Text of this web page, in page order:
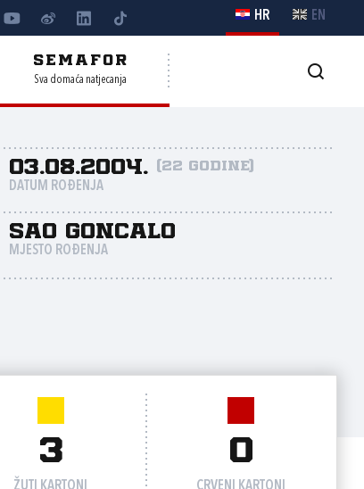
HR EN
SEMAFOR
Sva domaća natjecanja
03.08.2004. (22 godine)
DATUM ROĐENJA
Sao Goncalo
MJESTO ROĐENJA
3
ŽUTI KARTONI
0
CRVENI KARTONI